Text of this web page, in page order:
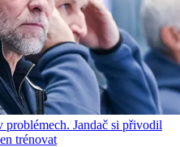
Jandač si přivodil
trénovat